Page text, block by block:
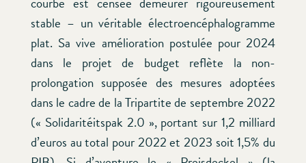
stable – un véritable électroencéphalogramme
plat. Sa vive amélioration postulée pour 2024
dans le projet de budget reflète la non-
prolongation supposée des mesures adoptées
dans le cadre de la Tripartite de septembre 2022
(« Solidaritéitspak 2.0 », portant sur 1,2 milliard
d’euros au total pour 2022 et 2023 soit 1,5% du